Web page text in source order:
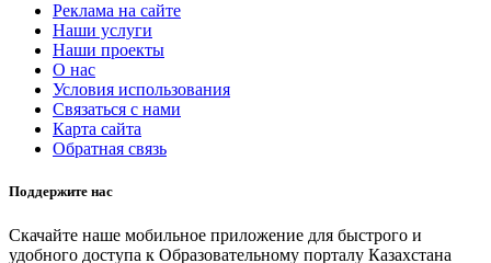
Реклама на сайте
Наши услуги
Наши проекты
О нас
Условия использования
Связаться с нами
Карта сайта
Обратная связь
Поддержите нас
Скачайте наше мобильное приложение для быстрого и
удобного доступа к Образовательному порталу Казахстана